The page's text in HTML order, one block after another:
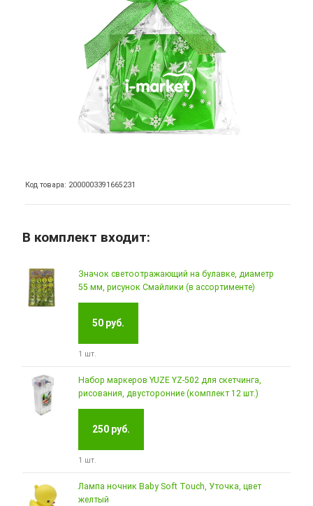
Код товара: 2000003391665231
В комплект входит:
Значок светоотражающий на булавке, диаметр
55 мм, рисунок Смайлики (в ассортименте)
50 руб.
1 шт.
Набор маркеров YUZE YZ-502 для скетчинга,
рисования, двусторонние (комплект 12 шт.)
250 руб.
1 шт.
Лампа ночник Baby Soft Touch, Уточка, цвет
желтый